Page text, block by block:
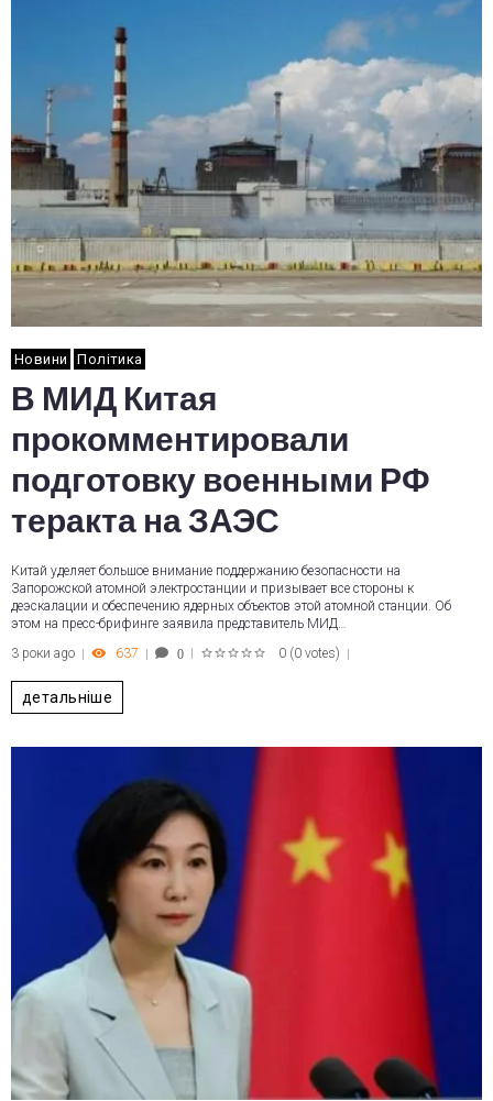
Новини Політика
В МИД Китая
прокомментировали
подготовку военными РФ
теракта на ЗАЭС
Китай уделяет большое внимание поддержанию безопасности на
Запорожской атомной электростанции и призывает все стороны к
деэскалации и обеспечению ядерных объектов этой атомной станции. Об
этом на пресс-брифинге заявила представитель МИД…
3 роки ago
637 0 0 (0 votes)
детальніше